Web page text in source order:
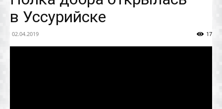
в Уссурийске
02.04.2019 17